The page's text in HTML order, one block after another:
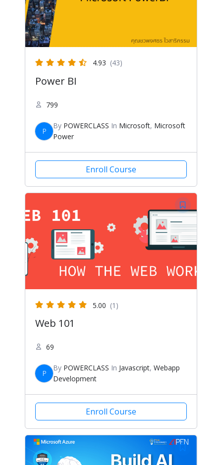
4.93 (43)
Power BI
799
P
By POWERCLASS In Microsoft, Microsoft
Power
Enroll Course
5.00 (1)
Web 101
69
P
By POWERCLASS In Javascript, Webapp
Development
Enroll Course